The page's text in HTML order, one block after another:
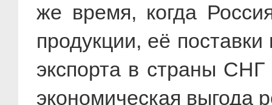
же время, когда
продукции, её
экспорта в страны
экономическая выгода